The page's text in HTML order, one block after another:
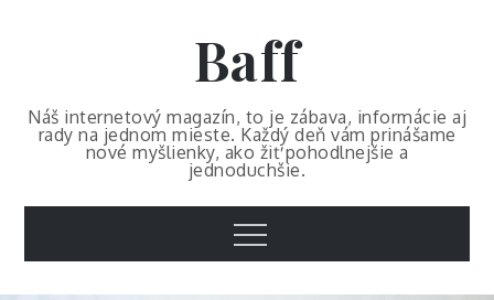
Baff
Náš internetový magazín, to je zábava, informácie aj
rady na jednom mieste. Každý deň vám prinášame
nové myšlienky, ako žiť pohodlnejšie a
jednoduchšie.
Menu